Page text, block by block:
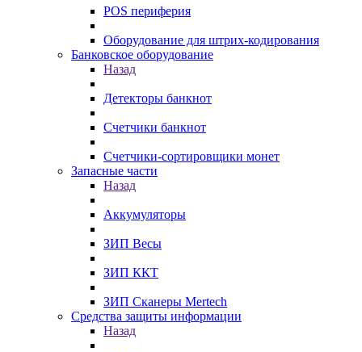
POS периферия
Оборудование для штрих-кодирования
Банковское оборудование
Назад
Детекторы банкнот
Счетчики банкнот
Счетчики-сортировщики монет
Запасные части
Назад
Аккумуляторы
ЗИП Весы
ЗИП ККТ
ЗИП Сканеры Mertech
Средства защиты информации
Назад